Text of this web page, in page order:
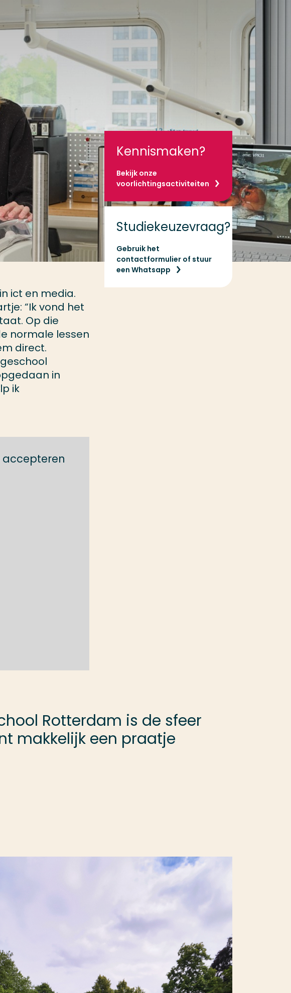
ict en media.
“Ik vond het
Op die
normale lessen
direct.
in
ik
Kennismaken?
Bekijk onze
voorlichtingsactiviteiten
Studiekeuzevraag?
Gebruik het
contactformulier of stuur
een Whatsapp
accepteren
Rotterdam is de sfeer
makkelijk een praatje